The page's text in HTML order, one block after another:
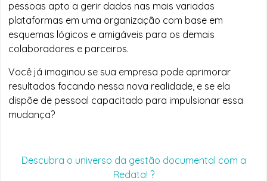
pessoas apto a gerir dados nas mais variadas
plataformas em uma organização com base em
esquemas lógicos e amigáveis para os demais
colaboradores e parceiros.
Você já imaginou se sua empresa pode aprimorar
resultados focando nessa nova realidade, e se ela
dispõe de pessoal capacitado para impulsionar essa
mudança?
Descubra o universo da gestão documental com a
Redata! ?